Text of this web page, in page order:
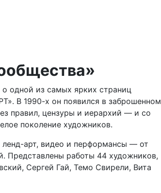
одной из самых ярких страниц
В 1990-х он появился в заброшенном
правил, цензуры и иерархий — и со
поколение художников.
ленд-арт, видео и перформансы — от
Представлены работы 44 художников,
Сергей Гай, Темо Свирели, Вита